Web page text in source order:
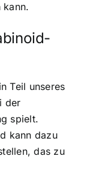
kann.
Teil unseres
der
spielt.
kann dazu
das zu